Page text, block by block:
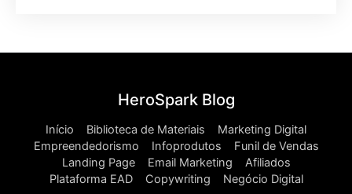
Início Biblioteca de Materiais
Marketing Digital
Empreendedorismo
Infoprodutos
Funil de Vendas
Landing Page
Email Marketing
Afiliados
Plataforma EAD
Copywriting Negócio Digital
HeroSpark Blog